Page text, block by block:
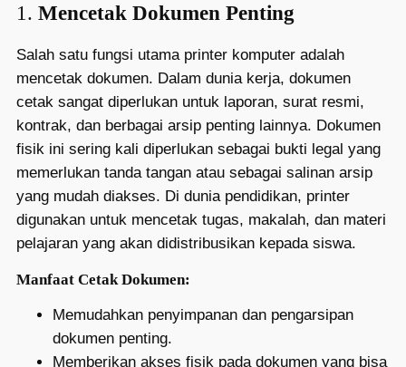
1. Mencetak Dokumen Penting
Salah satu fungsi utama printer komputer adalah
mencetak dokumen. Dalam dunia kerja, dokumen
cetak sangat diperlukan untuk laporan, surat resmi,
kontrak, dan berbagai arsip penting lainnya. Dokumen
fisik ini sering kali diperlukan sebagai bukti legal yang
memerlukan tanda tangan atau sebagai salinan arsip
yang mudah diakses. Di dunia pendidikan, printer
digunakan untuk mencetak tugas, makalah, dan materi
pelajaran yang akan didistribusikan kepada siswa.
Manfaat Cetak Dokumen:
Memudahkan penyimpanan dan pengarsipan
dokumen penting.
Memberikan akses fisik pada dokumen yang bisa